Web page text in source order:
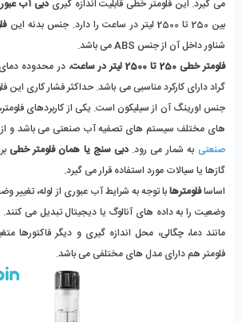
می گیرد. این فلومتر خطی قابلیت اندازه گیری دبی آب
بین 250 تا 2500 لیتر در ساعت را دارد. جنس بدنه این
شناور داخل آن از جنس ABS می باشد.
فلومتر خطی 250 تا 2500 لیتر در ساعت
جنس اورینگ آن از سیلیکون است. یکی از کاربردهای
های مختلف سیستم های تصفیه آب صنعتی می باشد و از
صنعتی به شمار می رود. دبی سنج یا همان فلومتر خطی
گازها یا سیالات مورد استفاده قرار می گیرد.
اساسافلومترهابا توجه به شرایط آب عبوری از لوله،
وضعیت را به داده های آنالوگ یا دیجیتال تبدیل می
مانند دما، چگالی، محل اندازه گیری و دیگر فاکتورها
فلومتر هم دارای مدل های مختلفی می باشد.